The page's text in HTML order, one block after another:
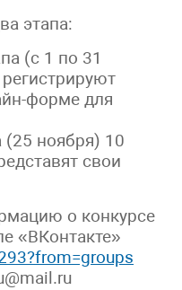
этапа:
(с 1 по 31
форме для
(25 ноября) 10
свои
о конкурсе
«ВКонтакте»